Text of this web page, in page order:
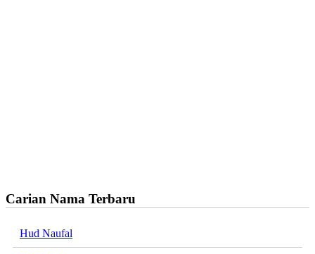
Carian Nama Terbaru
Hud Naufal